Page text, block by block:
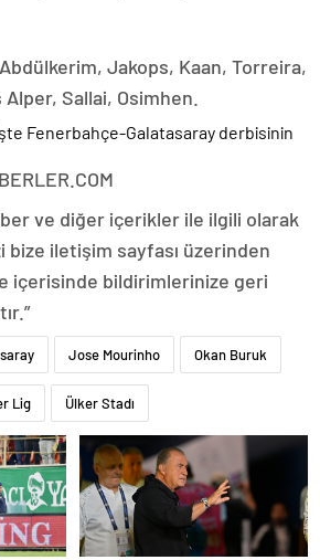
Jakops, Kaan, Torreira,
Sallai, Osimhen.
ve diğer içerikler ile ilgili olarak
iletişim sayfası üzerinden
içerisinde bildirimlerinize geri
Jose Mourinho Okan Buruk
Lig Ülker Stadı